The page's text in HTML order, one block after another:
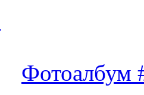
Фотоалбум